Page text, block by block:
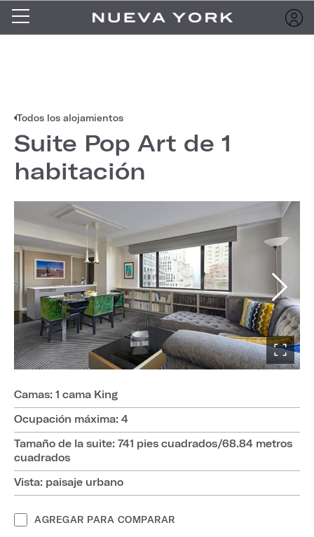
Todos los alojamientos
Suite Pop Art de 1
habitación
Camas: 1 cama King
Ocupación máxima: 4
Tamaño de la suite: 741 pies cuadrados/68.84 metros
cuadrados
Vista: paisaje urbano
AGREGAR PARA COMPARAR